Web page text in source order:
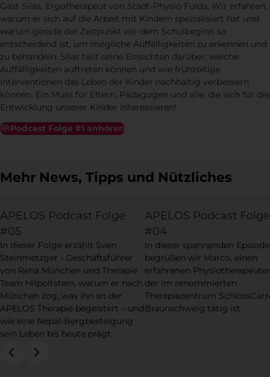
Gast Silas, Ergotherapeut von Stadt-Physio Fulda. Wir erfahren,
warum er sich auf die Arbeit mit Kindern spezialisiert hat und
warum gerade der Zeitpunkt vor dem Schulbeginn so
entscheidend ist, um mögliche Auffälligkeiten zu erkennen und
zu behandeln. Silas teilt seine Einsichten darüber, welche
Auffälligkeiten auftreten können und wie frühzeitige
Interventionen das Leben der Kinder nachhaltig verbessern
können. Ein Muss für Eltern, Pädagogen und alle, die sich für die
Entwicklung unserer Kinder interessieren!
Podcast Folge #1 anhören
Mehr News, Tipps und Nützliches
Podcast
APELOS Podcast Folge
#05
In dieser Folge erzählt Sven
Steinmetzger - Geschäftsführer
von Reha München und Therapie
Team Hilpoltstein, warum er nach
München zog, was ihn an der
APELOS Therapie begeistert – und
wie eine Nepal-Bergbesteigung
sein Leben bis heute prägt.
Podcast
APELOS Podcast Folge
#04
In dieser spannenden Episode
begrüßen wir Marco, einen
erfahrenen
der im renommierten
Therapiezentrum
Braunschweig tätig ist.